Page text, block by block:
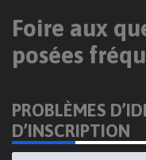
Foire aux
posées
PROBLÈMES
D’INSCRIPTION